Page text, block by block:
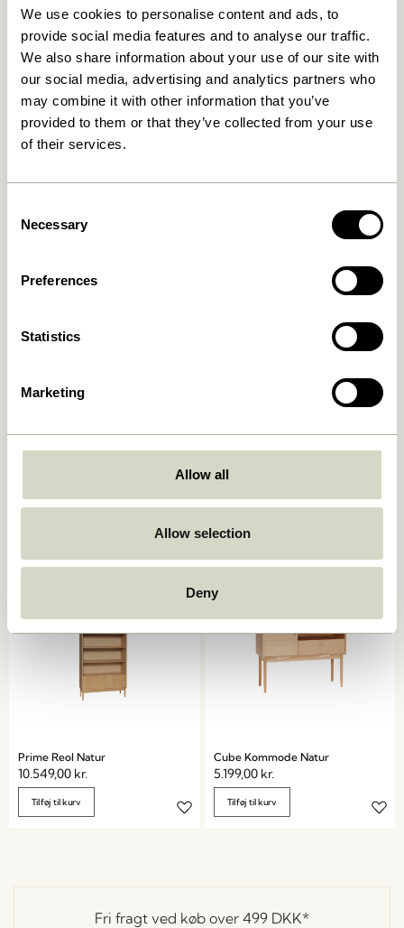
We use cookies to personalise content and ads, to
provide social media features and to analyse our traffic.
We also share information about your use of our site with
our social media, advertising and analytics partners who
may combine it with other information that you’ve
provided to them or that they’ve collected from your use
of their services.
Selection
Necessary
Preferences
Statistics
Marketing
Allow all
Allow selection
Deny
Nobby Skænk Natur Nobby Konsolbord Natur
6.599,00kr. 4.449,00kr.
Tilføj til kurv
Prime Reol Natur
10.549,00 kr.
Tilføj til kurv
Cube Kommode Natur
5.199,00 kr.
Tilføj til kurv
Fri fragt ved køb over 499 DKK*